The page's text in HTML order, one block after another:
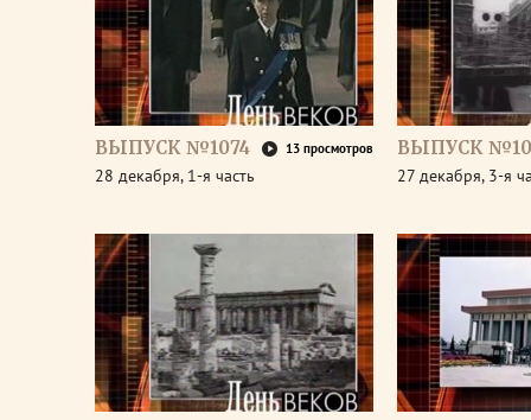
ВЫПУСК №1074 13 просмотров
28 декабря, 1-я часть
ВЫПУСК
27 декабря, 3-я